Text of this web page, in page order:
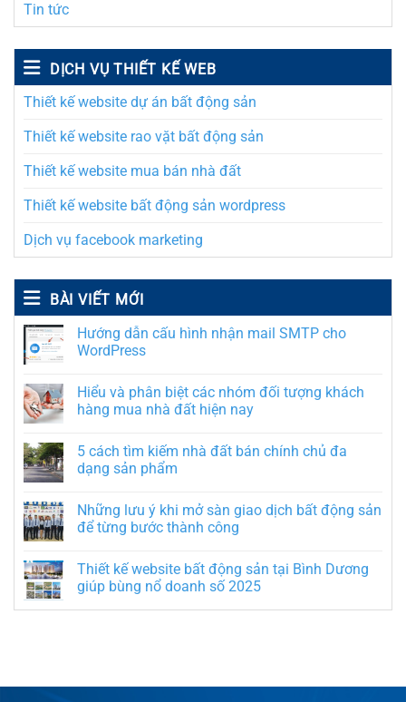
Tin tức
DỊCH VỤ THIẾT KẾ WEB
Thiết kế website dự án bất động sản
Thiết kế website rao vặt bất động sản
Thiết kế website mua bán nhà đất
Thiết kế website bất động sản wordpress
Dịch vụ facebook marketing
BÀI VIẾT MỚI
Hướng dẫn cấu hình nhận mail SMTP cho
WordPress
Hiểu và phân biệt các nhóm đối tượng khách
hàng mua nhà đất hiện nay
5 cách tìm kiếm nhà đất bán chính chủ đa
dạng sản phẩm
Những lưu ý khi mở sàn giao dịch bất động sản
để từng bước thành công
Thiết kế website bất động sản tại Bình Dương
giúp bùng nổ doanh số 2025